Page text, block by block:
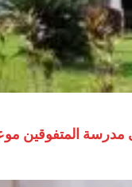
المتفوقين